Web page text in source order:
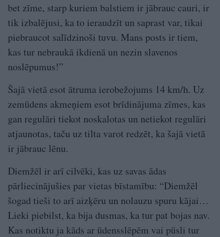
bet zīme, starp kuriem balstiem ir jābrauc cauri, ir
tik izbalējusi, ka to ieraudzīt un saprast var, tikai
piebraucot salīdzinoši tuvu. Mans posts ir tiem,
kas tur nebraukā ikdienā un nezin slavenos
noslēpumus!”
Šajā vietā esot ātruma ierobežojums 14 km/h. Uz
zemūdens akmeņiem esot brīdinājuma zīmes, kas
gan regulāri tiekot noskalotas un netiekot regulāri
atjaunotas, taču uz tilta varot redzēt, ka šajā vietā
ir jābrauc lēnu.
Diemžēl ir arī cilvēki, kas uz savas ādas
pārliecinājušies par vietas bīstamību: “Diemžēl
šogad tieši to arī aizķēru un nolauzu spuru kājai…
Lieki piebilst, ka bija dusmas, ka tur pat bojas nav.
Kas notiktu ja kāds ar ūdensslēpēm vai pūsli tur